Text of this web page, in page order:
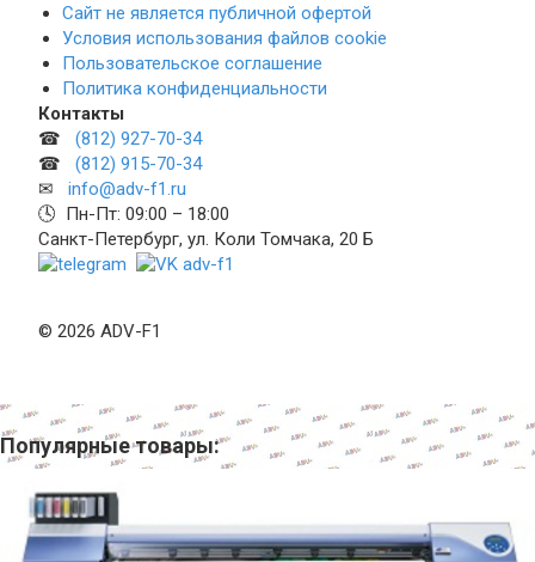
Сайт не является публичной офертой
Условия использования файлов cookie
Пользовательское соглашение
Политика конфиденциальности
Контакты
☎ (812) 927-70-34
☎ (812) 915-70-34
✉ info@adv-f1.ru
🕓 Пн-Пт: 09:00 – 18:00
Санкт-Петербург, ул. Коли Томчака, 20 Б
© 2026 ADV-F1
Популярные товары: